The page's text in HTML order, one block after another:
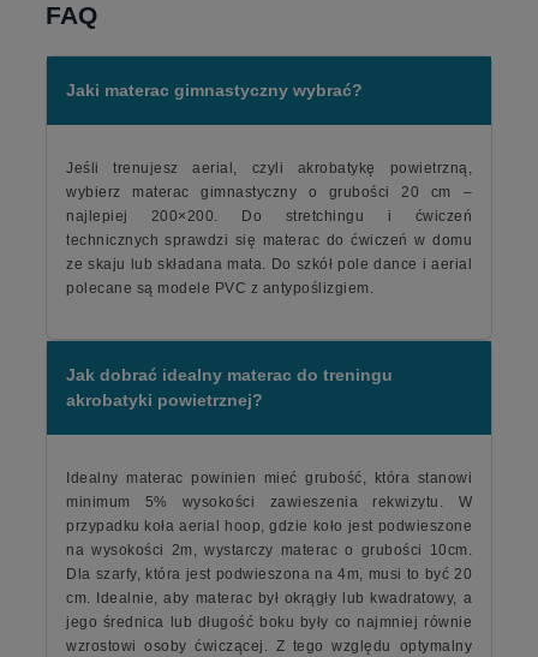
FAQ
Jaki materac gimnastyczny wybrać?
Jeśli trenujesz aerial, czyli akrobatykę powietrzną,
wybierz materac gimnastyczny o grubości 20 cm –
najlepiej 200×200. Do stretchingu i ćwiczeń
technicznych sprawdzi się materac do ćwiczeń w domu
ze skaju lub składana mata. Do szkół pole dance i aerial
polecane są modele PVC z antypoślizgiem.
Jak dobrać idealny materac do treningu
akrobatyki powietrznej?
Idealny materac powinien mieć grubość, która stanowi
minimum 5% wysokości zawieszenia rekwizytu. W
przypadku koła aerial hoop, gdzie koło jest podwieszone
na wysokości 2m, wystarczy materac o grubości 10cm.
Dla szarfy, która jest podwieszona na 4m, musi to być 20
cm. Idealnie, aby materac był okrągły lub kwadratowy, a
jego średnica lub długość boku były co najmniej równie
wzrostowi osoby ćwiczącej. Z tego względu optymalny